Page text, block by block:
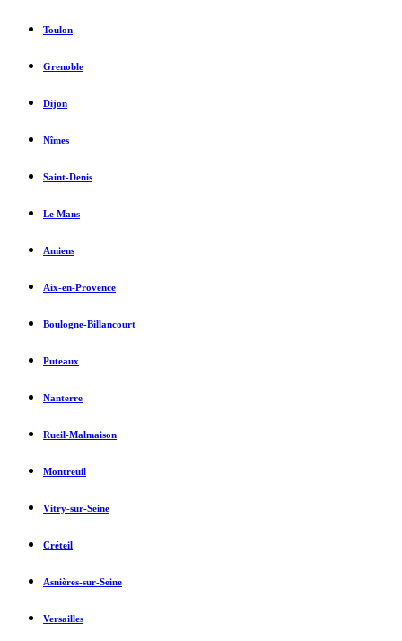
Toulon
Grenoble
Dijon
Nîmes
Saint-Denis
Le Mans
Amiens
Aix-en-Provence
Boulogne-Billancourt
Puteaux
Nanterre
Rueil-Malmaison
Montreuil
Vitry-sur-Seine
Créteil
Asnières-sur-Seine
Versailles